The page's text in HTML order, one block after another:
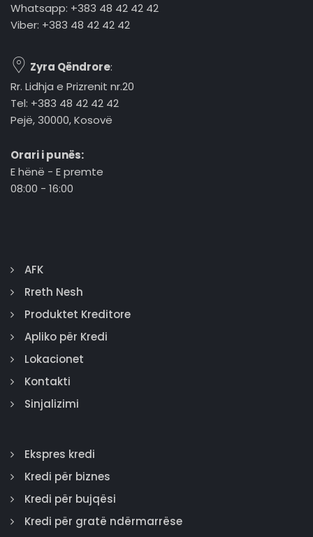
Whatsapp: +383 48 42 42 42
Viber: +383 48 42 42 42
Zyra Qëndrore:
Rr. Lidhja e Prizrenit nr.20
Tel: +383 48 42 42 42
Pejë, 30000, Kosovë
Orari i punës:
E hënë - E premte
08:00 - 16:00
AFK
Rreth Nesh
Produktet Kreditore
Apliko për Kredi
Lokacionet
Kontakti
Sinjalizimi
Ekspres kredi
Kredi për biznes
Kredi për bujqësi
Kredi për gratë ndërmarrëse